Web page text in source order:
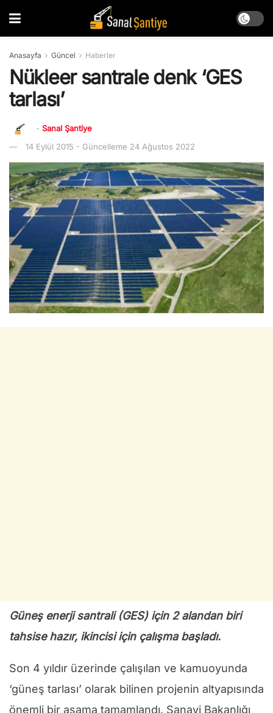
Anasayfa Güncel Haberler
Nükleer santrale denk ‘GES
tarlası’
- Sanal Şantiye
14 Eylül 2015 - Güncelleme 24 Ağustos 2022
Güneş enerji santrali (GES) için 2 alandan biri
tahsise hazır, ikincisi için çalışma başladı.
Son 4 yıldır üzerinde çalışılan ve kamuoyunda
‘güneş tarlası’ olarak bilinen projenin altyapısında
önemli bir aşama tamamlandı. Sanayi Bakanlığı